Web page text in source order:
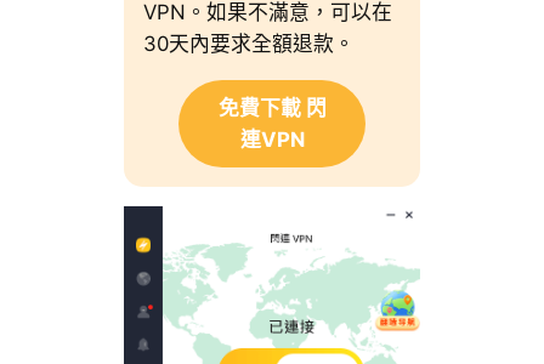
VPN。如果不滿意，可以在
30天內要求全額退款。
免費下載 閃
連VPN